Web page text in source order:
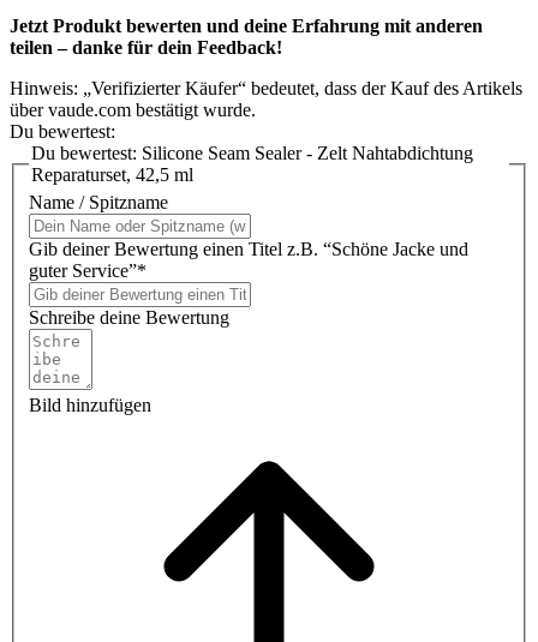
Jetzt Produkt bewerten und deine Erfahrung mit anderen
teilen – danke für dein Feedback!
Hinweis: „Verifizierter Käufer“ bedeutet, dass der Kauf des Artikels
über vaude.com bestätigt wurde.
Du bewertest:
Du bewertest: Silicone Seam Sealer - Zelt Nahtabdichtung
Reparaturset, 42,5 ml
Name / Spitzname
Gib deiner Bewertung einen Titel z.B. “Schöne Jacke und
guter Service”*
Schreibe deine Bewertung
Bild hinzufügen